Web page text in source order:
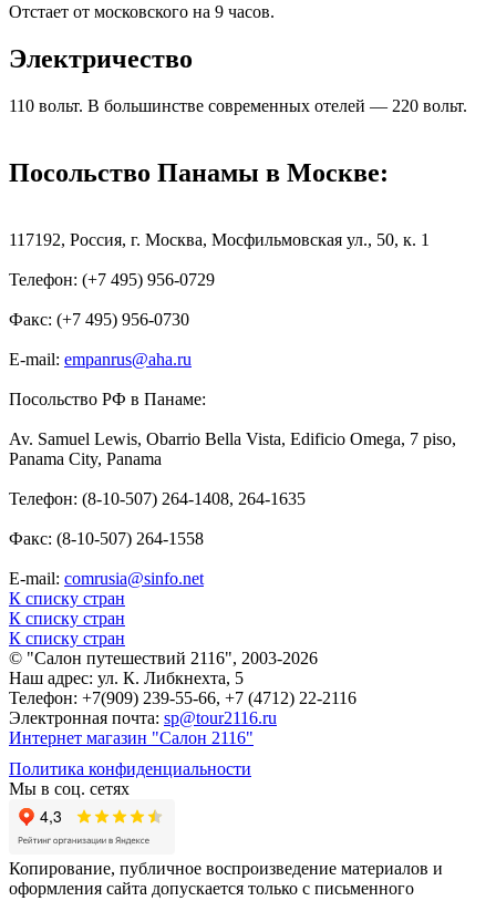
Отстает от московского на 9 часов.
Электричество
110 вольт. В большинстве современных отелей — 220 вольт.
Посольство Панамы в Москве:
117192, Россия, г. Москва, Мосфильмовская ул., 50, к. 1
Телефон: (+7 495) 956-0729
Факс: (+7 495) 956-0730
E-mail: empanrus@aha.ru
Посольство РФ в Панаме:
Av. Samuel Lewis, Obarrio Bella Vista, Edificio Omega, 7 piso,
Panama City, Panama
Телефон: (8-10-507) 264-1408, 264-1635
Факс: (8-10-507) 264-1558
E-mail: comrusia@sinfo.net
К списку стран
К списку стран
К списку стран
© "Салон путешествий 2116", 2003-2026
Наш адрес: ул. К. Либкнехта, 5
Телефон: +7(909) 239-55-66, +7 (4712) 22-2116
Электронная почта: sp@tour2116.ru
Интернет магазин "Салон 2116"
Политика конфиденциальности
Мы в соц. сетях
Копирование, публичное воспроизведение материалов и
оформления сайта допускается только с письменного